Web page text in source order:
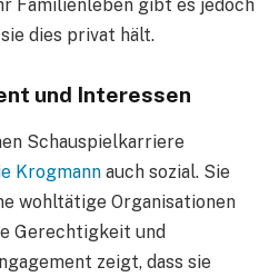
Familienleben gibt es jedoch
dies privat hält.
und Interessen
Schauspielkarriere
Krogmann auch sozial. Sie
wohltätige Organisationen
Gerechtigkeit und
zeigt, dass sie